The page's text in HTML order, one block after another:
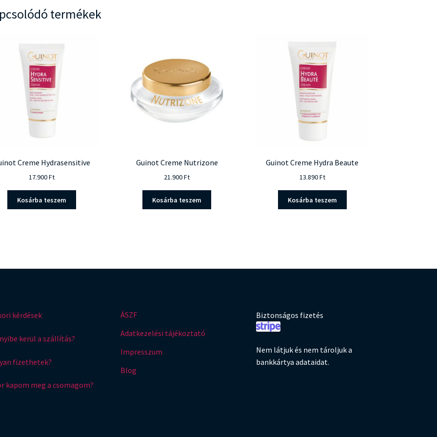
termékek
Creme Hydrasensitive
17.900Ft
Kosárba teszem
Guinot Creme Nutrizone
21.900Ft
Kosárba teszem
Guinot Creme Hydra Beaute
13.890Ft
Kosárba teszem
kérdések
kerül a szállítás?
fizethetek?
kapom meg a csomagom?
ÁSZF
Adatkezelési tájékoztató
Impresszum
Blog
Biztonságos fizetés
Nem látjuk és nem tároljuk a
bankkártya adataidat.